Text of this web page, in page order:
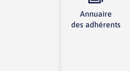
Annuaire
des adhérents